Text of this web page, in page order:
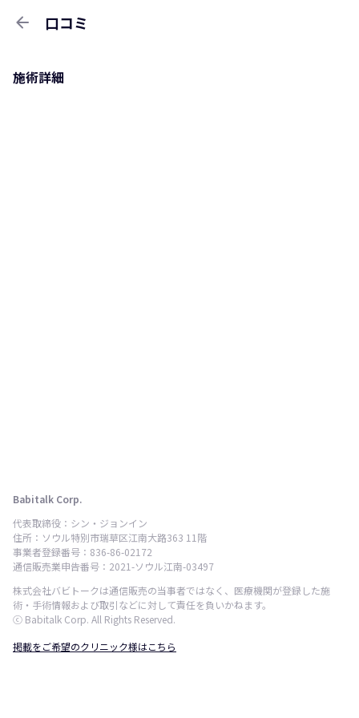
arrow_back 口コミ
施術詳細
Babitalk Corp.
代表取締役：シン・ジョンイン
住所：ソウル特別市瑞草区江南大路363 11階
事業者登録番号：836-86-02172
通信販売業申告番号：2021-ソウル江南-03497
株式会社バビトークは通信販売の当事者ではなく、医療機関が登録した施
術・手術情報および取引などに対して責任を負いかねます。
ⓒ Babitalk Corp. All Rights Reserved.
掲載をご希望のクリニック様はこちら